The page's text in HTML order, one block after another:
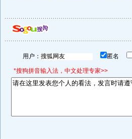
用户： 匿名
*搜狗拼音输入法，中文处理专家>>